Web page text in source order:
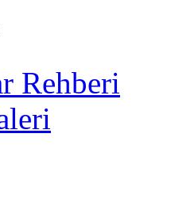
Rehberi